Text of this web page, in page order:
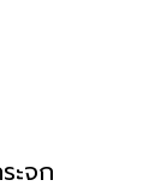
ะจก